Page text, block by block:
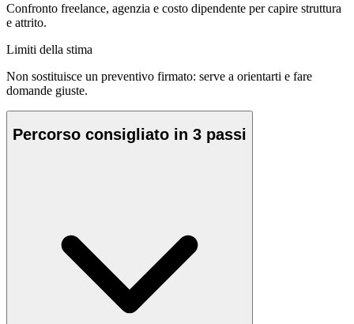
Confronto freelance, agenzia e costo dipendente per capire struttura
e attrito.
Limiti della stima
Non sostituisce un preventivo firmato: serve a orientarti e fare
domande giuste.
Percorso consigliato in 3 passi